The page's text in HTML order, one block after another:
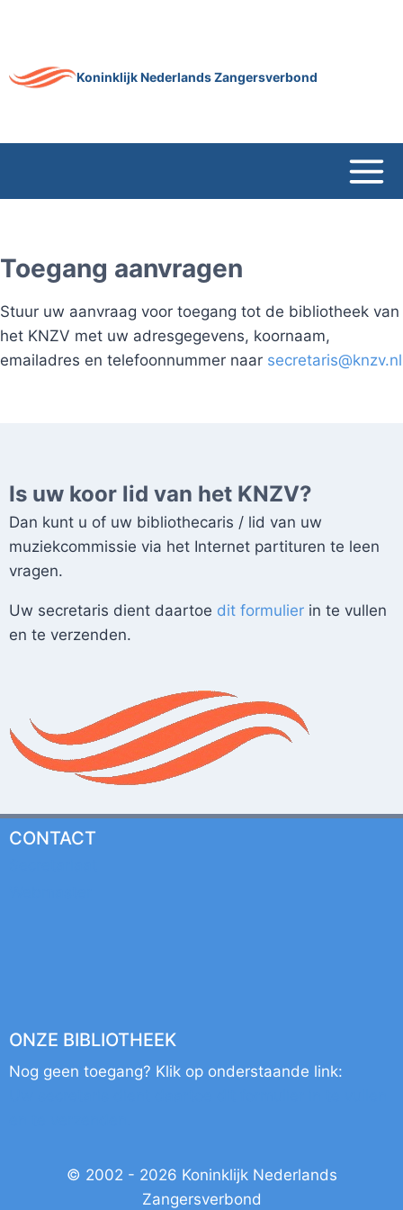
Koninklijk Nederlands Zangersverbond
Toegang aanvragen
Stuur uw aanvraag voor toegang tot de bibliotheek van
het KNZV met uw adresgegevens, koornaam,
emailadres en telefoonnummer naar secretaris@knzv.nl
Is uw koor lid van het KNZV?
Dan kunt u of uw bibliothecaris / lid van uw
muziekcommissie via het Internet partituren te leen
vragen.
Uw secretaris dient daartoe dit formulier in te vullen
en te verzenden.
CONTACT
ONZE BIBLIOTHEEK
Nog geen toegang? Klik op onderstaande link:
© 2002 - 2026 Koninklijk Nederlands
Zangersverbond